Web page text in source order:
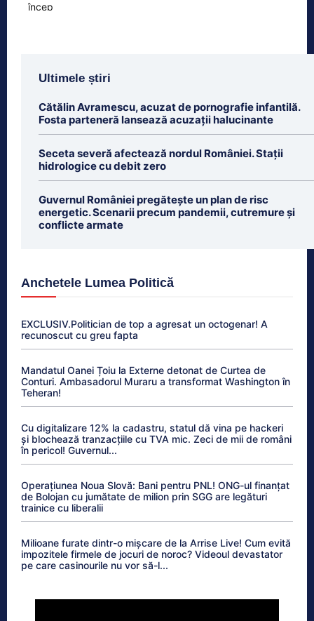
Ultimele știri
Cătălin Avramescu, acuzat de pornografie infantilă.
Fosta parteneră lansează acuzații halucinante
Seceta severă afectează nordul României. Stații
hidrologice cu debit zero
Guvernul României pregătește un plan de risc
energetic. Scenarii precum pandemii, cutremure și
conflicte armate
Anchetele Lumea Politică
EXCLUSIV.Politician de top a agresat un octogenar! A
recunoscut cu greu fapta
Mandatul Oanei Țoiu la Externe detonat de Curtea de
Conturi. Ambasadorul Muraru a transformat Washington în
Teheran!
Cu digitalizare 12% la cadastru, statul dă vina pe hackeri
și blochează tranzacțiile cu TVA mic. Zeci de mii de români
în pericol! Guvernul...
Operațiunea Noua Slovă: Bani pentru PNL! ONG-ul finanțat
de Bolojan cu jumătate de milion prin SGG are legături
trainice cu liberalii
Milioane furate dintr-o mișcare de la Arrise Live! Cum evită
impozitele firmele de jocuri de noroc? Videoul devastator
pe care casinourile nu vor să-l...